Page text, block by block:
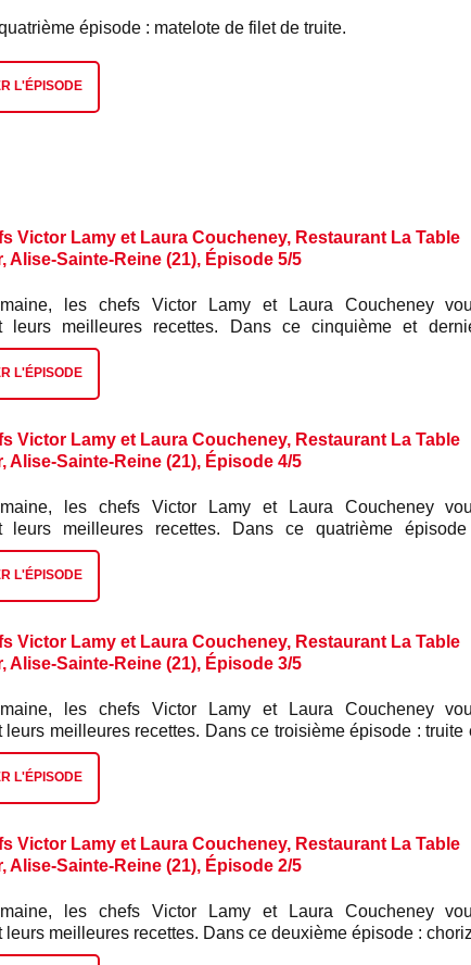
épisode : matelote de filet de truite.
L'ÉPISODE
Victor Lamy et Laura Coucheney, Restaurant La Table
Alise-Sainte-Reine (21), Épisode 5/5
les chefs Victor Lamy et Laura Coucheney
leurs meilleures recettes. Dans ce cinquième et
fromage blanc et houblon.
L'ÉPISODE
Victor Lamy et Laura Coucheney, Restaurant La Table
Alise-Sainte-Reine (21), Épisode 4/5
les chefs Victor Lamy et Laura Coucheney
leurs meilleures recettes. Dans ce quatrième
porcs et sa purée de pois chiches et ses mini
L'ÉPISODE
Victor Lamy et Laura Coucheney, Restaurant La Table
Alise-Sainte-Reine (21), Épisode 3/5
les chefs Victor Lamy et Laura Coucheney
leurs meilleures recettes. Dans ce troisième épisode : truite
L'ÉPISODE
Victor Lamy et Laura Coucheney, Restaurant La Table
Alise-Sainte-Reine (21), Épisode 2/5
les chefs Victor Lamy et Laura Coucheney
leurs meilleures recettes. Dans ce deuxième épisode :